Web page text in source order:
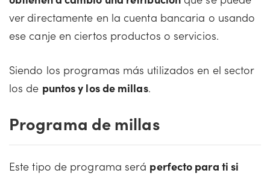
ver directamente en la cuenta bancaria o usando
ese canje en ciertos productos o servicios.
Siendo los programas más utilizados en el sector
los de puntos y los de millas.
Programa de millas
Este tipo de programa será perfecto para ti si